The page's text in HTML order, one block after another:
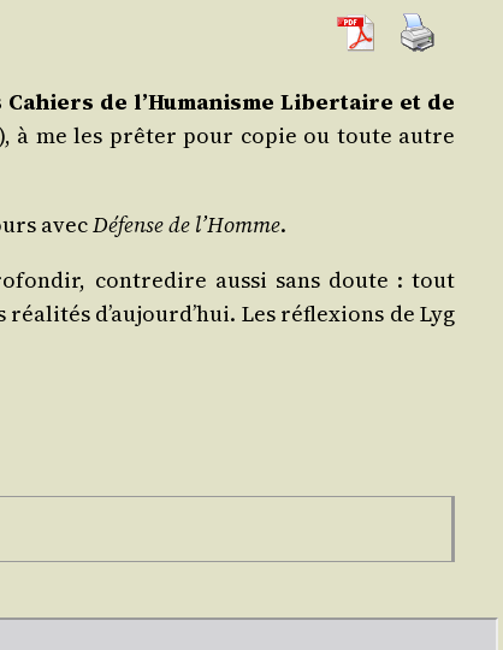
de l’Humanisme Liber­taire et de
à me les prê­ter pour copie ou toute autre
avecDéfense de l’Homme.
contre­dire aus­si sans doute : tout
d’au­jourd’­hui. Les réflexions de Lyg